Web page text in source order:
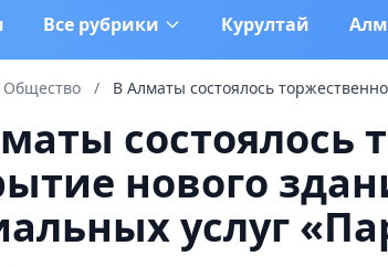
Все рубрики Курултай
Общество / В Алматы состоялось
состоялось
нового
услуг